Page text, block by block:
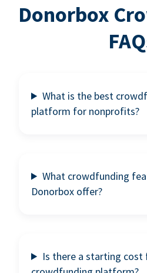
Donorbox
What is the best
platform for nonprofits?
What crowdfunding
Donorbox offer?
Is there a starting cost